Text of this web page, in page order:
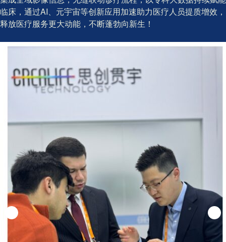
临床，通过AI、元宇宙等创新应用加速助力医疗人员提质增效，
释放医疗服务更大动能，不断蓬勃向新生！